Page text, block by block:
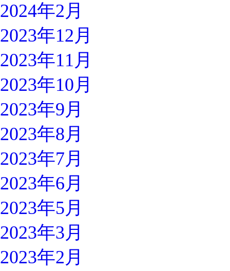
2024年2月
2023年12月
2023年11月
2023年10月
2023年9月
2023年8月
2023年7月
2023年6月
2023年5月
2023年3月
2023年2月